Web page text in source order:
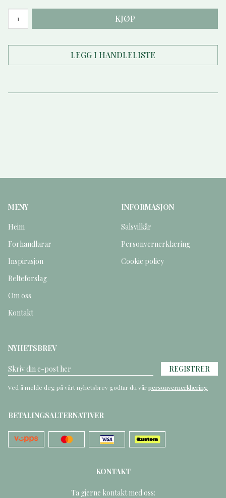
KJØP
LEGG I HANDLELISTE
MENY
Heim
Forhandlarar
Inspirasjon
Belteforslag
Om oss
Kontakt
INFORMASJON
Salsvilkår
Personvernerklæring
Cookie policy
NYHETSBREV
REGISTRER
Ved å melde deg på vårt nyhetsbrev godtar du vårpersonvernerklæring
BETALINGSALTERNATIVER
KONTAKT
Ta gjerne kontakt med oss: